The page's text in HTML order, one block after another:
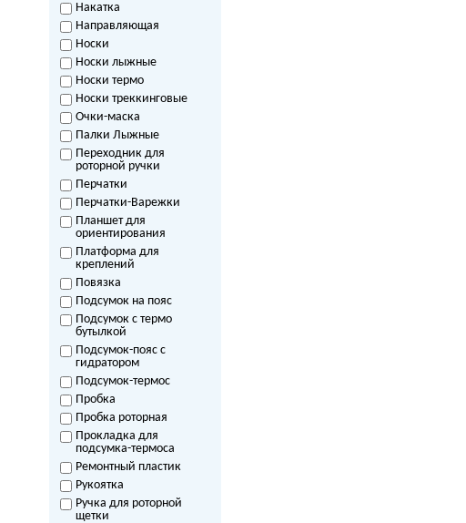
Накатка
Направляющая
Носки
Носки лыжные
Носки термо
Носки треккинговые
Очки-маска
Палки Лыжные
Переходник для
роторной ручки
Перчатки
Перчатки-Варежки
Планшет для
ориентирования
Платформа для
креплений
Повязка
Подсумок на пояс
Подсумок с термо
бутылкой
Подсумок-пояс с
гидратором
Подсумок-термос
Пробка
Пробка роторная
Прокладка для
подсумка-термоса
Ремонтный пластик
Рукоятка
Ручка для роторной
щетки